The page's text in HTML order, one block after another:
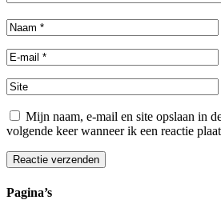
Mijn naam, e-mail en site opslaan in
volgende keer wanneer ik een reactie
Reactie verzenden
Alternative:
Pagina’s